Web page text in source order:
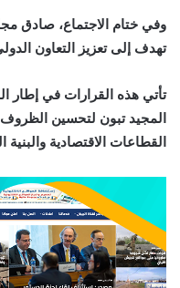
وفي ختام الاجتماع، صادق
تهدف إلى تعزيز التعاون
تأتي هذه القرارات في إطار
المجيد تبون لتحسين الظروف
القطاعات الاقتصادية والبنية